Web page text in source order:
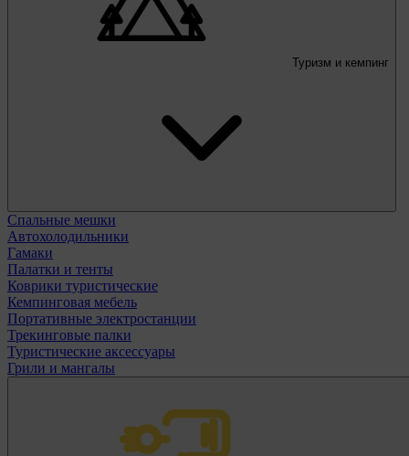
Туризм и кемпинг
Спальные мешки
Автохолодильники
Гамаки
Палатки и тенты
Коврики туристические
Кемпинговая мебель
Портативные электростанции
Трекинговые палки
Туристические аксессуары
Грили и мангалы